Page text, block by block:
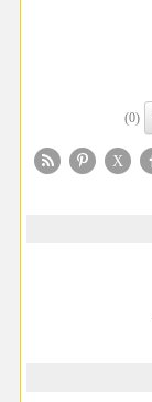
(0)
X